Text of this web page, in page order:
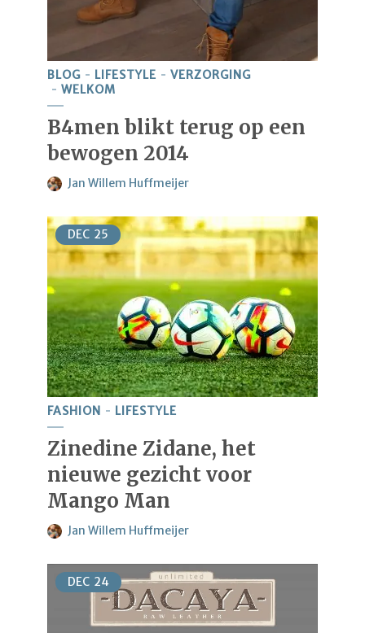
BLOG LIFESTYLE
VERZORGING
WELKOM
B4men blikt terug op een
bewogen 2014
Jan Willem Huffmeijer
DEC 25
FASHION LIFESTYLE
Zinedine Zidane, het
nieuwe gezicht voor
Mango Man
Jan Willem Huffmeijer
DEC 24